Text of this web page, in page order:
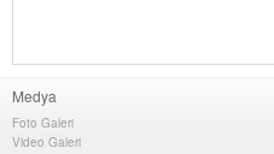
Medya
Foto Galeri
Video Galeri